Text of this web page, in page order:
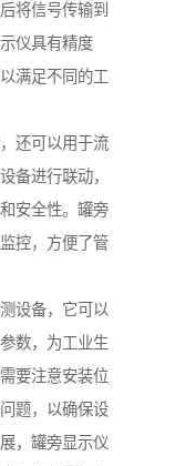
将信号传输到
仪具有精度
满足不同的工
还可以用于流
备进行联动，
安全性。罐旁
控，方便了管
设备，它可以
数，为工业生
要注意安装位
题，以确保设
，罐旁显示仪